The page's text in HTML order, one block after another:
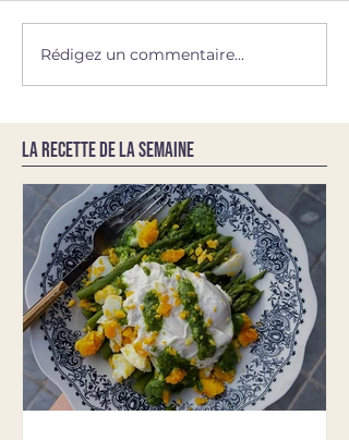
Rédigez un commentaire...
LA RECETTE DE LA SEMAINE